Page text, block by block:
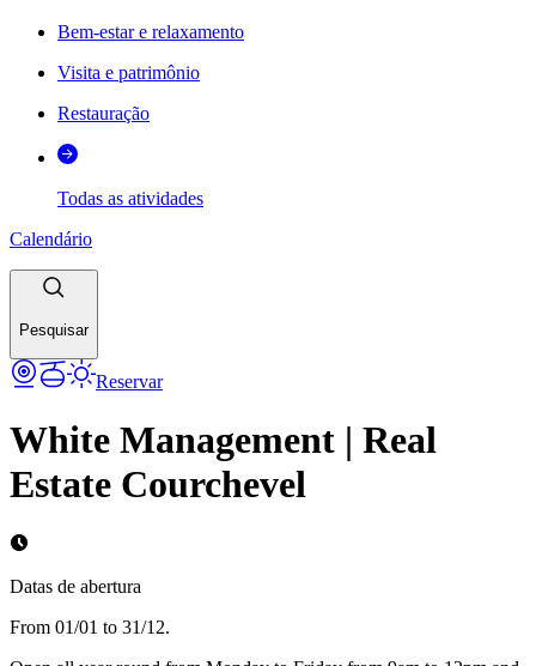
Bem-estar e relaxamento
Visita e patrimônio
Restauração
Todas as atividades
Calendário
Pesquisar
Reservar
White Management | Real
Estate Courchevel
Datas de abertura
From 01/01 to 31/12.